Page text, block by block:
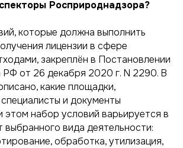
Росприроднадзора?
которые должна выполнить
лицензии в сфере
закреплён в Постановлении
РФ от 26 декабря 2020 г. N 2290. В
какие площадки,
и документы
этом набор условий варьируется в
выбранного вида деятельности:
обработка, утилизация,